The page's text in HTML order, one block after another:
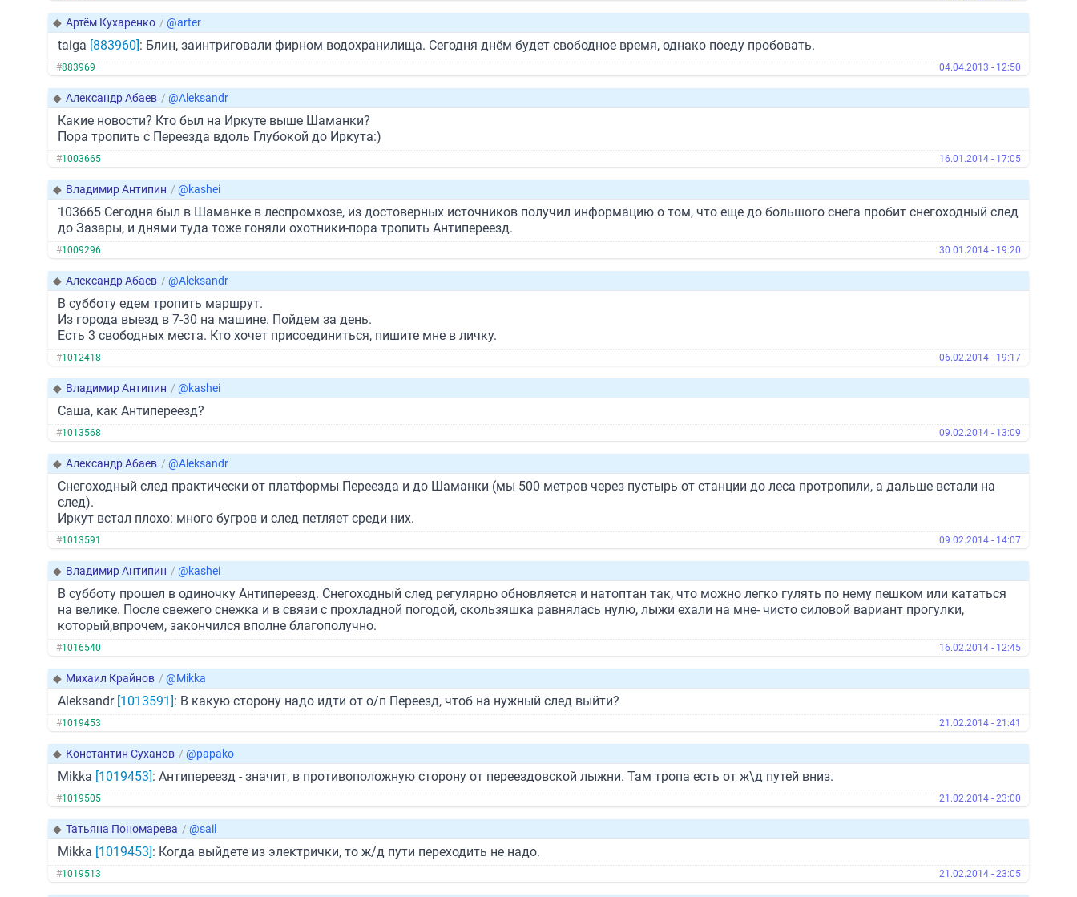
◆ Артём Кухаренко / @arter
taiga [883960]: Блин, заинтриговали фирном водохранилища. Сегодня днём будет свободное время, однако поеду пробовать.
#883969 04.04.2013 - 12:50
◆ Александр Абаев / @Aleksandr
Какие новости? Кто был на Иркуте выше Шаманки?
Пора тропить с Переезда вдоль Глубокой до Иркута:)
#1003665 16.01.2014 - 17:05
◆ Владимир Антипин / @kashei
103665 Сегодня был в Шаманке в леспромхозе, из достоверных источников получил информацию о том, что еще до большого снега пробит снегоходный след
до Зазары, и днями туда тоже гоняли охотники-пора тропить Антипереезд.
#1009296 30.01.2014 - 19:20
◆ Александр Абаев / @Aleksandr
В субботу едем тропить маршрут.
Из города выезд в 7-30 на машине. Пойдем за день.
Есть 3 свободных места. Кто хочет присоединиться, пишите мне в личку.
#1012418 06.02.2014 - 19:17
◆ Владимир Антипин / @kashei
Саша, как Антипереезд?
#1013568 09.02.2014 - 13:09
◆ Александр Абаев / @Aleksandr
Снегоходный след практически от платформы Переезда и до Шаманки (мы 500 метров через пустырь от станции до леса протропили, а дальше встали на
след).
Иркут встал плохо: много бугров и след петляет среди них.
#1013591 09.02.2014 - 14:07
◆ Владимир Антипин / @kashei
В субботу прошел в одиночку Антипереезд. Снегоходный след регулярно обновляется и натоптан так, что можно легко гулять по нему пешком или кататься
на велике. После свежего снежка и в связи с прохладной погодой, скользяшка равнялась нулю, лыжи ехали на мне- чисто силовой вариант прогулки,
который,впрочем, закончился вполне благополучно.
#1016540 16.02.2014 - 12:45
◆ Михаил Крайнов / @Mikka
Aleksandr [1013591]: В какую сторону надо идти от о/п Переезд, чтоб на нужный след выйти?
#1019453 21.02.2014 - 21:41
◆ Константин Суханов / @papako
Mikka [1019453]: Антипереезд - значит, в противоположную сторону от переездовской лыжни. Там тропа есть от ж\д путей вниз.
#1019505 21.02.2014 - 23:00
◆ Татьяна Пономарева / @sail
Mikka [1019453]: Когда выйдете из электрички, то ж/д пути переходить не надо.
#1019513 21.02.2014 - 23:05